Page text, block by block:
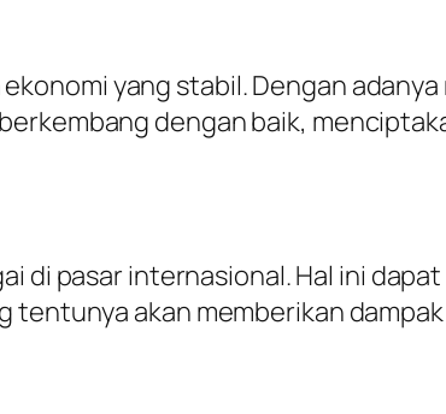
yang stabil. Dengan
dengan baik,
di pasar internasional. Hal ini
tentunya akan memberikan